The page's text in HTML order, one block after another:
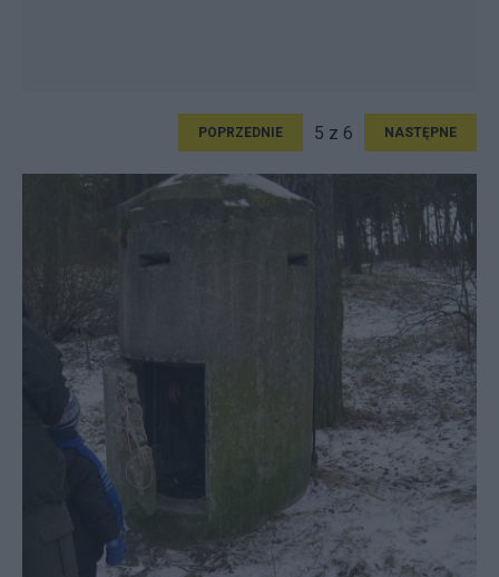
POPRZEDNIE 5 z 6 NASTĘPNE